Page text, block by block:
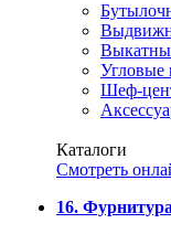
Угловые
Шеф-
Каталоги
Смотреть
16.